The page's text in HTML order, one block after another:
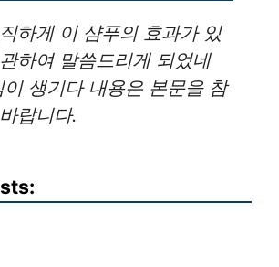
하게 이 샴푸의 효과가 있
하여 말씀드리게 되었네
생기다 내용은 본문을 참
랍니다.